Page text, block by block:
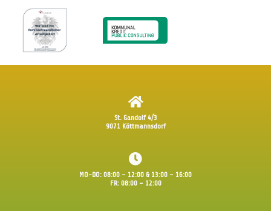
St. Gandolf 4/3
9071 Köttmannsdorf
MO-DO: 08:00 – 12:00 & 13:00 – 16:00
FR: 08:00 – 12:00